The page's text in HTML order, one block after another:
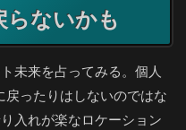
らないかも
未来を占ってみる。個人
ったりはしないのではな
入れが楽なロケーション